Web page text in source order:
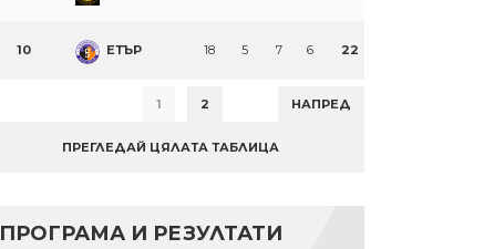
10 ЕТЪР 18 5 7 6 22
1 2 НАПРЕД
ПРЕГЛЕДАЙ ЦЯЛАТА ТАБЛИЦА
ПРОГРАМА И РЕЗУЛТАТИ